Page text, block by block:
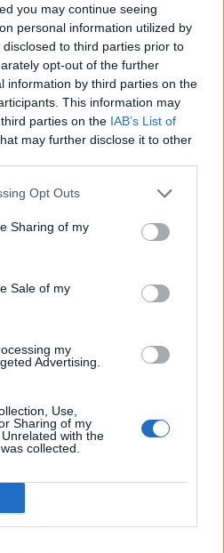
you may continue seeing
personal information utilized by
to third parties prior to
opt-out of the further
information by third parties on the
This information may
parties on the IAB’s List of
may further disclose it to other
Opt Outs
Sharing of my
Sale of my
my
Advertising.
Use,
Sharing of my
with the
collected.
2024
επιλέγετε σε ένα ιταλικό
για λιγότερες
2024
με
Live